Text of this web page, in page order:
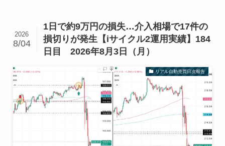
1日で約9万円の損失…介入相場で17件の
損切りが発生【iサイクル2運用実績】184
日目 2026年8月3日（月）
2026
8/04
リアル自動売買日次報告